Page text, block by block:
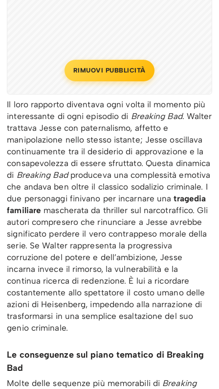
RIMUOVI PUBBLICITÀ
Il loro rapporto diventava ogni volta il momento più
interessante di ogni episodio di Breaking Bad. Walter
trattava Jesse con paternalismo, affetto e
manipolazione nello stesso istante; Jesse oscillava
continuamente tra il desiderio di approvazione e la
consapevolezza di essere sfruttato. Questa dinamica
di Breaking Badproduceva una complessità emotiva
che andava ben oltre il classico sodalizio criminale. I
due personaggi finivano per incarnare unatragedia
familiare mascherata da thriller sul narcotraffico. Gli
autori compresero che rinunciare a Jesse avrebbe
significato perdere il vero contrappeso morale della
serie. Se Walter rappresenta la progressiva
corruzione del potere e dell’ambizione, Jesse
incarna invece il rimorso, la vulnerabilità e la
continua ricerca di redenzione. È lui a ricordare
costantemente allo spettatore il costo umano delle
azioni di Heisenberg, impedendo alla narrazione di
trasformarsi in una semplice esaltazione del suo
genio criminale.
Le conseguenze sul piano tematico di Breaking
Bad
Molte delle sequenze più memorabili di Breaking